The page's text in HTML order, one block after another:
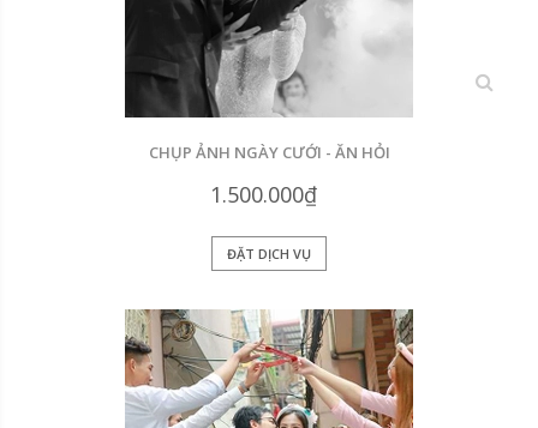
xem
CHỤP ẢNH NGÀY CƯỚI - ĂN HỎI
1.500.000₫
ĐẶT DỊCH VỤ